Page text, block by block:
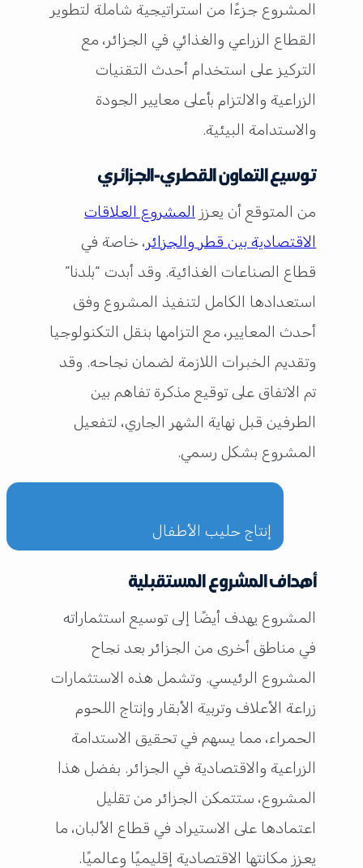
المشروع جزءًا من استراتيجية شاملة لتطوير
القطاع الزراعي والغذائي في الجزائر، مع
التركيز على استخدام أحدث التقنيات
الزراعية والالتزام بأعلى معايير الجودة
والاستدامة البيئية.
توسيع التعاون القطري-الجزائري
من المتوقع أن يعزز
المشروع العلاقات
الاقتصادية بين قطر والجزائر ، خاصة في
قطاع الصناعات الغذائية. وقد أبدت “بلدنا”
استعدادها الكامل لتنفيذ المشروع وفق
أحدث المعايير، مع التزامها بنقل التكنولوجيا
وتقديم الخبرات اللازمة لضمان نجاحه. وقد
تم الاتفاق على توقيع مذكرة تفاهم بين
الطرفين قبل نهاية الشهر الجاري، لتفعيل
المشروع بشكل رسمي.
إنتاج حليب الأطفال
أهداف المشروع المستقبلية
المشروع يهدف أيضًا إلى توسيع استثماراته
في مناطق أخرى من الجزائر بعد نجاح
المشروع الرئيسي. وتشمل هذه الاستثمارات
زراعة الأعلاف وتربية الأبقار وإنتاج اللحوم
الحمراء، مما يسهم في تحقيق الاستدامة
الزراعية والاقتصادية في الجزائر. بفضل هذا
المشروع، ستتمكن الجزائر من تقليل
اعتمادها على الاستيراد في قطاع الألبان، ما
يعزز مكانتها الاقتصادية إقليميًا وعالميًا.